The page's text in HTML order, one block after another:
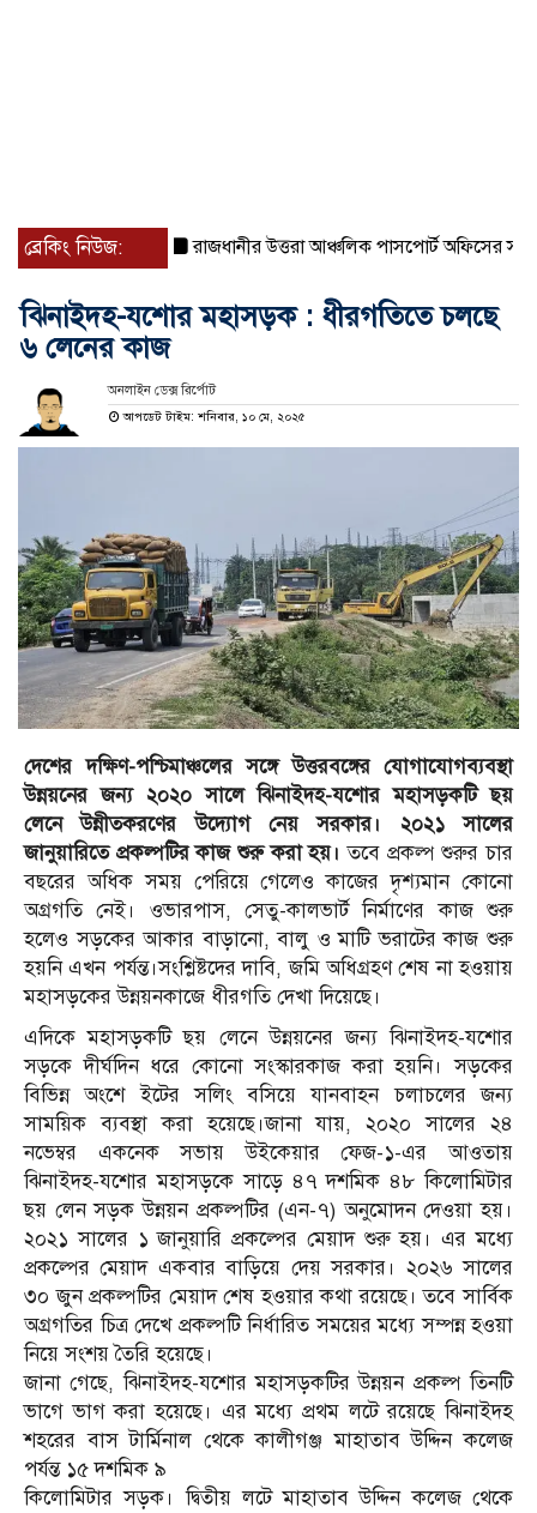
ব্রেকিং নিউজ: রাজধানীর উত্তরা আঞ্চলিক পাসপোর্ট অফিসের সামনে
ঝিনাইদহ-যশোর মহাসড়ক : ধীরগতিতে চলছে
৬ লেনের কাজ
অনলাইন ডেক্স রির্পোট
আপডেট টাইম: শনিবার, ১০ মে, ২০২৫
দেশের দক্ষিণ-পশ্চিমাঞ্চলের সঙ্গে উত্তরবঙ্গের যোগাযোগব্যবস্থা
উন্নয়নের জন্য ২০২০ সালে ঝিনাইদহ-যশোর মহাসড়কটি ছয়
লেনে উন্নীতকরণের উদ্যোগ নেয় সরকার। ২০২১ সালের
জানুয়ারিতে প্রকল্পটির কাজ শুরু করা হয়। তবে প্রকল্প শুরুর চার
বছরের অধিক সময় পেরিয়ে গেলেও কাজের দৃশ্যমান কোনো
অগ্রগতি নেই। ওভারপাস, সেতু-কালভার্ট নির্মাণের কাজ শুরু
হলেও সড়কের আকার বাড়ানো, বালু ও মাটি ভরাটের কাজ শুরু
হয়নি এখন পর্যন্ত।সংশ্লিষ্টদের দাবি, জমি অধিগ্রহণ শেষ না হওয়ায়
মহাসড়কের উন্নয়নকাজে ধীরগতি দেখা দিয়েছে।
এদিকে মহাসড়কটি ছয় লেনে উন্নয়নের জন্য ঝিনাইদহ-যশোর
সড়কে দীর্ঘদিন ধরে কোনো সংস্কারকাজ করা হয়নি। সড়কের
বিভিন্ন অংশে ইটের সলিং বসিয়ে যানবাহন চলাচলের জন্য
সাময়িক ব্যবস্থা করা হয়েছে।জানা যায়, ২০২০ সালের ২৪
নভেম্বর একনেক সভায় উইকেয়ার ফেজ-১-এর আওতায়
ঝিনাইদহ-যশোর মহাসড়কে সাড়ে ৪৭ দশমিক ৪৮ কিলোমিটার
ছয় লেন সড়ক উন্নয়ন প্রকল্পটির (এন-৭) অনুমোদন দেওয়া হয়।
২০২১ সালের ১ জানুয়ারি প্রকল্পের মেয়াদ শুরু হয়। এর মধ্যে
প্রকল্পের মেয়াদ একবার বাড়িয়ে দেয় সরকার। ২০২৬ সালের
৩০ জুন প্রকল্পটির মেয়াদ শেষ হওয়ার কথা রয়েছে। তবে সার্বিক
অগ্রগতির চিত্র দেখে প্রকল্পটি নির্ধারিত সময়ের মধ্যে সম্পন্ন হওয়া
নিয়ে সংশয় তৈরি হয়েছে।
জানা গেছে, ঝিনাইদহ-যশোর মহাসড়কটির উন্নয়ন প্রকল্প তিনটি
ভাগে ভাগ করা হয়েছে। এর মধ্যে প্রথম লটে রয়েছে ঝিনাইদহ
শহরের বাস টার্মিনাল থেকে কালীগঞ্জ মাহাতাব উদ্দিন কলেজ
পর্যন্ত ১৫ দশমিক ৯
কিলোমিটার সড়ক। দ্বিতীয় লটে মাহাতাব উদ্দিন কলেজ থেকে